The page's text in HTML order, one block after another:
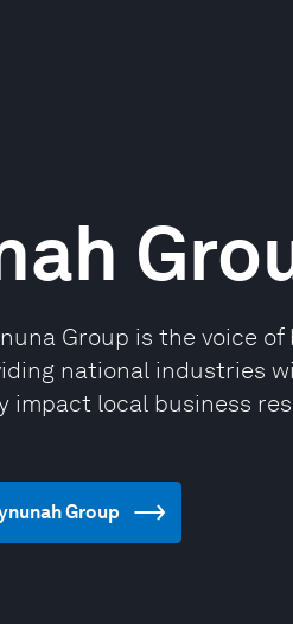
Group is the voice
national industries
impact local business
Group